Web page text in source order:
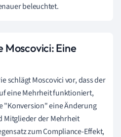
beleuchtet.
Moscovici: Eine
schlägt Moscovici vor, dass der
eine Mehrheit funktioniert,
"Konversion" eine Änderung
Mitglieder der Mehrheit
zum Compliance-Effekt,